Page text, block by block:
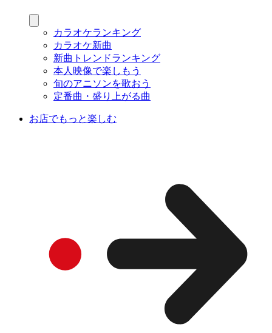
カラオケランキング
カラオケ新曲
新曲トレンドランキング
本人映像で楽しもう
旬のアニソンを歌おう
定番曲・盛り上がる曲
お店でもっと楽しむ